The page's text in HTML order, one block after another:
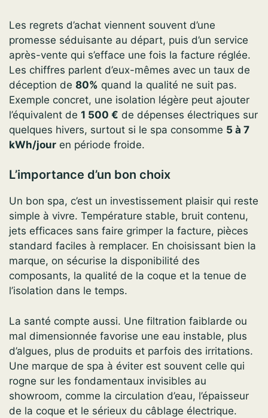
Les regrets d’achat viennent souvent d’une
promesse séduisante au départ, puis d’un service
après-vente qui s’efface une fois la facture réglée.
Les chiffres parlent d’eux-mêmes avec un taux de
déception de 80% quand la qualité ne suit pas.
Exemple concret, une isolation légère peut ajouter
l’équivalent de 1 500 € de dépenses électriques sur
quelques hivers, surtout si le spa consomme 5 à 7
kWh/jour en période froide.
L’importance d’un bon choix
Un bon spa, c’est un investissement plaisir qui reste
simple à vivre. Température stable, bruit contenu,
jets efficaces sans faire grimper la facture, pièces
standard faciles à remplacer. En choisissant bien la
marque, on sécurise la disponibilité des
composants, la qualité de la coque et la tenue de
l’isolation dans le temps.
La santé compte aussi. Une filtration faiblarde ou
mal dimensionnée favorise une eau instable, plus
d’algues, plus de produits et parfois des irritations.
Une marque de spa à éviter est souvent celle qui
rogne sur les fondamentaux invisibles au
showroom, comme la circulation d’eau, l’épaisseur
de la coque et le sérieux du câblage électrique.